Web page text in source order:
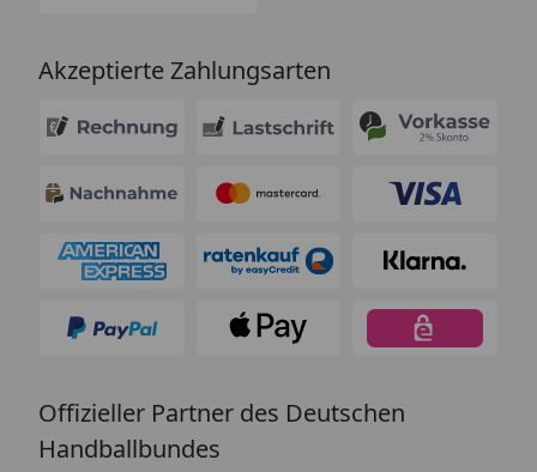
Akzeptierte Zahlungsarten
Offizieller Partner des Deutschen
Handballbundes